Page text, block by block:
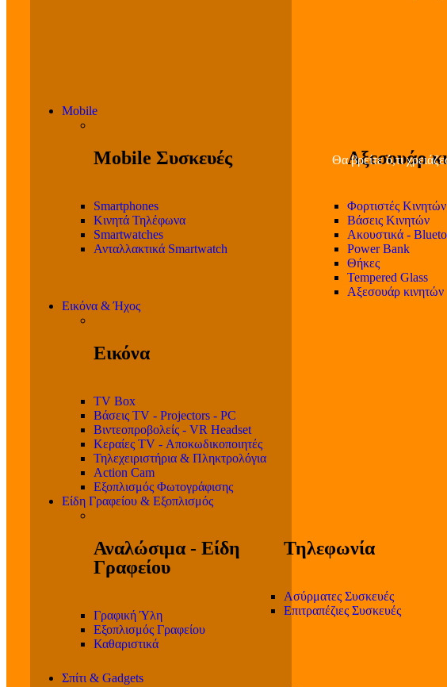
Mobile
Mobile Συσκευές
Smartphones
Κινητά Τηλέφωνα
Smartwatches
Ανταλλακτικά Smartwatch
Αξεσουάρ
Φορτιστές Κινητών
Βάσεις Κινητών
Ακουστικά -
Power Bank
Θήκες
Tempered Glass
Αξεσουάρ κινητών
Εικόνα & Ήχος
Εικόνα
TV Box
Βάσεις TV - Projectors - PC
Βιντεοπροβολείς - VR Headset
Κεραίες TV - Αποκωδικοποιητές
Τηλεχειριστήρια & Πληκτρολόγια
Action Cam
Εξοπλισμός Φωτογράφισης
Είδη Γραφείου & Εξοπλισμός
Αναλώσιμα - Είδη
Γραφείου
Γραφική Ύλη
Εξοπλισμός Γραφείου
Καθαριστικά
Τηλεφωνία
Ασύρματες Συσκευές
Επιτραπέζιες Συσκευές
Σπίτι & Gadgets
Θα βρείτε ό,τι